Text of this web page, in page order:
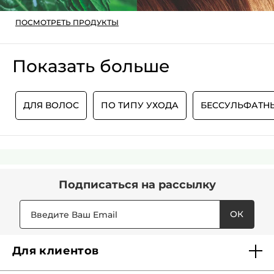
ПОСМОТРЕТЬ ПРОДУКТЫ
Показать больше
ДЛЯ ВОЛОС ПО ТИПУ УХОДА
Подписаться на рассылку
ОК
Для клиентов